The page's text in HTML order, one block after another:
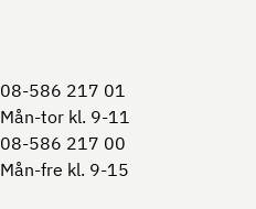
08-586 217 01
Mån-tor kl. 9-11
08-586 217 00
Mån-fre kl. 9-15